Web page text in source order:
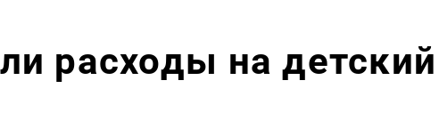
расходы на детский